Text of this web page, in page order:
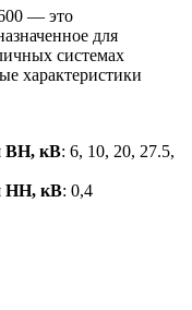
— это
для
системах
характеристики
ВН, кВ: 6, 10, 20, 27.5,
НН, кВ: 0,4